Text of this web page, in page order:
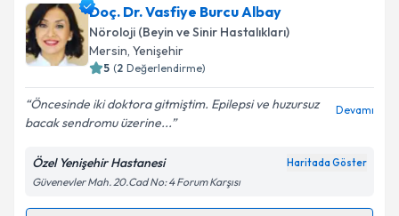
Dr. Seyfi Arslaniçin randevu takvimi talebi oluşturun.
Size bu uzmandan randevu almanız için bir takvim
hazırlandığında e-posta ile bilgilendireceğiz.
Kişisel verilerimin işlenmesine ilişkin
Aydınlatma
Metni'ni okudum ve kişisel verilerimin belirtilen
kapsamda işlenmesini kabul ediyorum.
Doç. Dr. Vasfiye Burcu Albay
Nöroloji (Beyin ve Sinir Hastalıkları)
Mersin, Yenişehir
5 (2 Değerlendirme)
Öncesinde iki doktora gitmiştim. Epilepsi ve huzursuz
bacak sendromu üzerine...
Devamı
Özel Yenişehir Hastanesi Haritada Göster
Güvenevler Mah. 20.Cad No: 4 Forum Karşısı